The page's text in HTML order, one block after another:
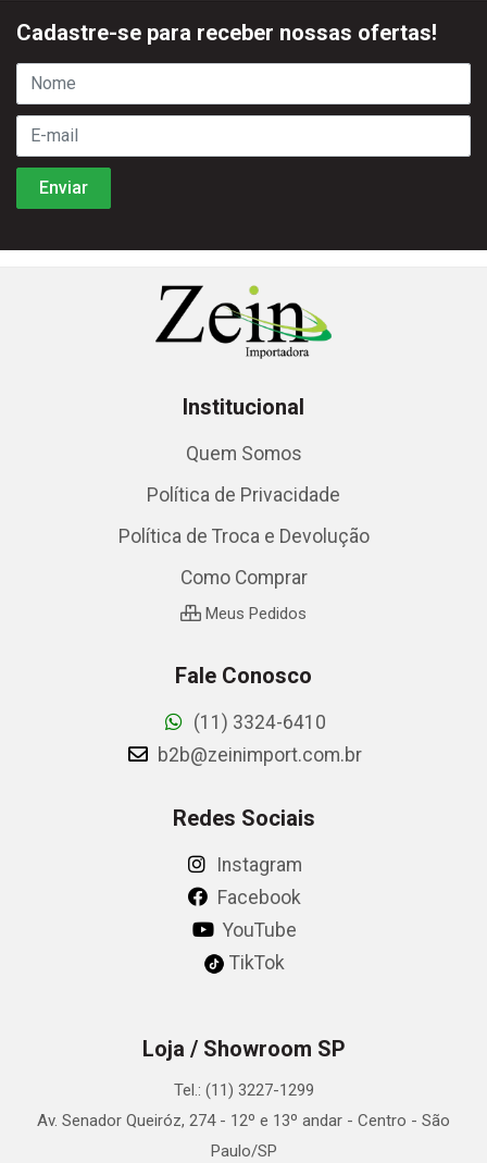
Cadastre-se para receber nossas ofertas!
Institucional
Quem Somos
Política de Privacidade
Política de Troca e Devolução
Como Comprar
Meus Pedidos
Fale Conosco
(11) 3324-6410
b2b@zeinimport.com.br
Redes Sociais
Instagram
Facebook
YouTube
TikTok
Loja / Showroom SP
Tel.: (11) 3227-1299
Av. Senador Queiróz, 274 - 12º e 13º andar - Centro - São
Paulo/SP